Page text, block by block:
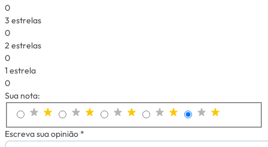
0
3 estrelas
0
2 estrelas
0
1 estrela
0
Sua nota:
Escreva sua opinião *